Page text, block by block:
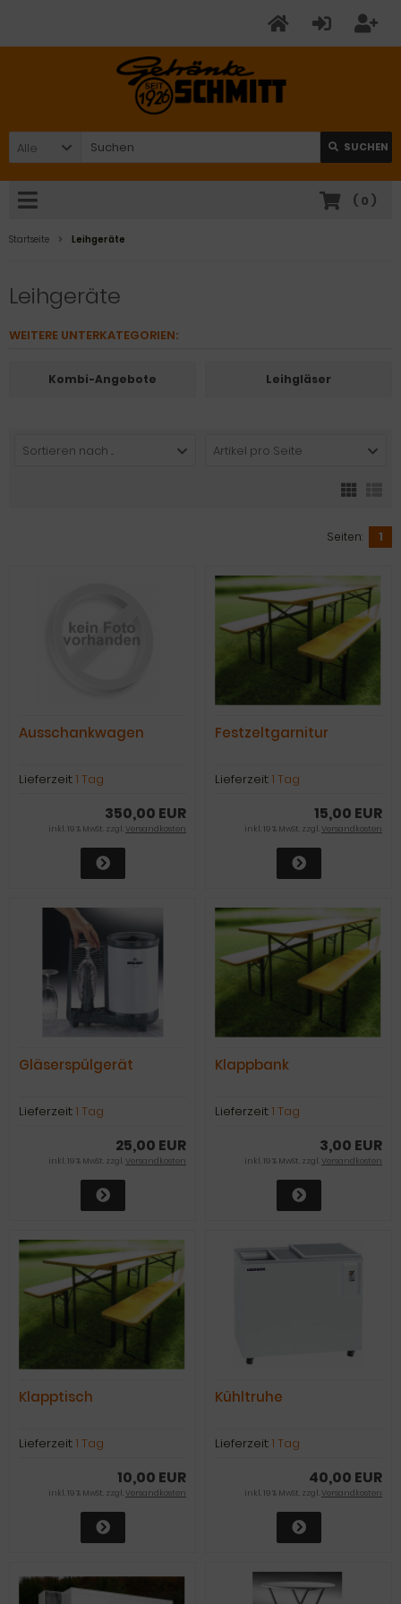
Alle SUCHEN
( 0 )
Startseite Leihgeräte
Leihgeräte
WEITERE UNTERKATEGORIEN:
Kombi-Angebote Leihgläser
Sortieren nach ... Artikel pro Seite
Seiten: 1
Ausschankwagen
Lieferzeit: 1 Tag
350,00 EUR
inkl. 19 % MwSt. zzgl.Versandkosten
Festzeltgarnitur
Lieferzeit: 1 Tag
15,00 EUR
inkl. 19 % MwSt. zzgl.Versandkosten
Gläserspülgerät
Lieferzeit: 1 Tag
25,00 EUR
inkl. 19 % MwSt. zzgl.Versandkosten
Klappbank
Lieferzeit: 1 Tag
3,00 EUR
inkl. 19 % MwSt. zzgl.Versandkosten
Klapptisch
Lieferzeit: 1 Tag
10,00 EUR
inkl. 19 % MwSt. zzgl.Versandkosten
Kühltruhe
Lieferzeit: 1 Tag
40,00 EUR
inkl. 19 % MwSt. zzgl.Versandkosten